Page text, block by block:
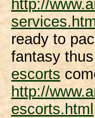
http://
ready to
fantasy
escorts
http://
escorts.html